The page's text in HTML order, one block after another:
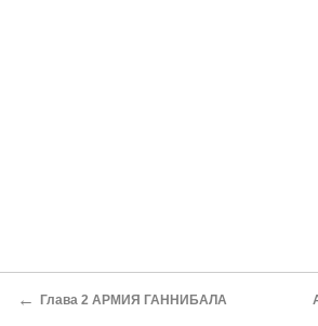
← Глава 2 АРМИЯ ГАННИБАЛА